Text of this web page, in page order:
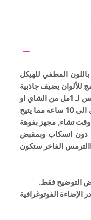
المطفي للهيكل
للألوان يضيف جاذبية
لهذا الترمس من هوم فيو, يتسع الترمس لـ 1مل من الشاي او
القهوة ويبقي مشروبك حارا لمدة تصل الى 10 ساعه مما يتيح
تشاء, مجهز بفوهة
انسكاب وبمقبض
الفاخر ستكون
التوضيح فقط.
الإضاءة الفوتوغرافية